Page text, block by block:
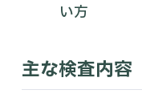
い方
主な検査内容